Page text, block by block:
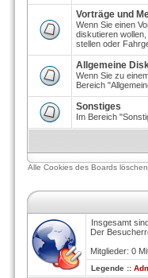
Vorträge und
Wenn Sie einen
diskutieren
stellen oder
Allgemeine
Wenn Sie zu
Bereich
Sonstiges
Im Bereich
Alle Cookies des Boards löschen
Insgesamt
Der
Mitglieder: 0
Legende ::